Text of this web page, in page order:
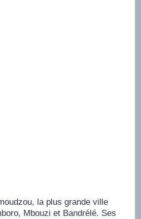
la plus grande ville
Mbouzi et Bandrélé. Ses